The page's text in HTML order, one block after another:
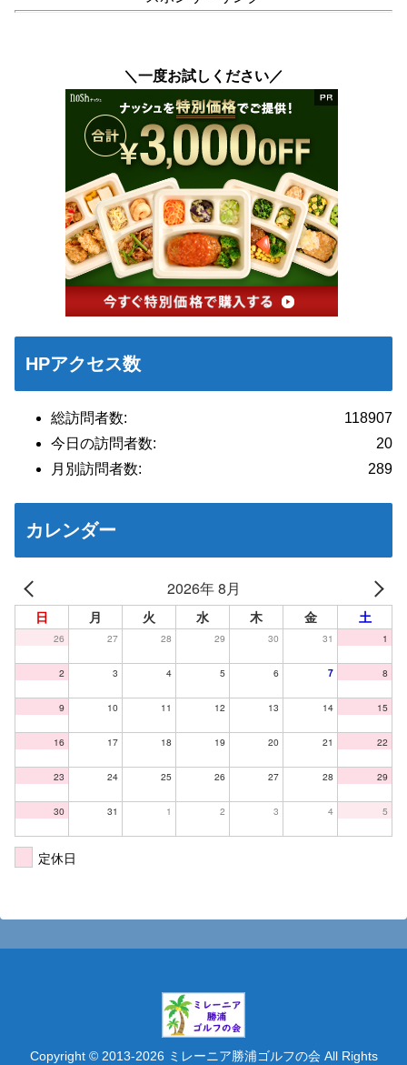
＼一度お試しください／
HPアクセス数
118907
総訪問者数:
20
今日の訪問者数:
289
月別訪問者数:
カレンダー
2026年 8月
日 月 火 水 木 金 土
26 27 28 29 30 31 1
2 3 4 5 6 7 8
9 10 11 12 13 14 15
16 17 18 19 20 21 22
23 24 25 26 27 28 29
30 31 1 2 3 4 5
定休日
Copyright © 2013-2026 ミレーニア勝浦ゴルフの会 All Rights